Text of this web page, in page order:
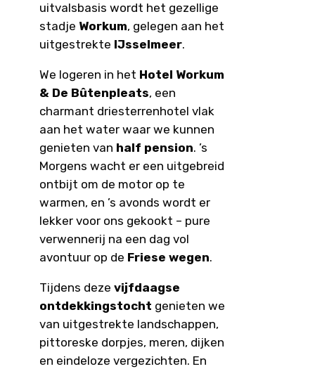
uitvalsbasis wordt het gezellige
stadje Workum, gelegen aan het
uitgestrekte IJsselmeer.
We logeren in het Hotel Workum
& De Bûtenpleats, een
charmant driesterrenhotel vlak
aan het water waar we kunnen
genieten van half pension. ’s
Morgens wacht er een uitgebreid
ontbijt om de motor op te
warmen, en ’s avonds wordt er
lekker voor ons gekookt – pure
verwennerij na een dag vol
avontuur op de Friese wegen.
Tijdens deze vijfdaagse
ontdekkingstocht genieten we
van uitgestrekte landschappen,
pittoreske dorpjes, meren, dijken
en eindeloze vergezichten. En